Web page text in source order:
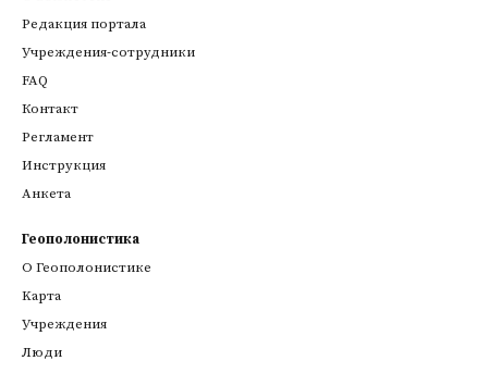
Редакция портала
Учреждения-сотрудники
FAQ
Контакт
Регламент
Инструкция
Анкета
Геополонистика
О Геополонистике
Kарта
Учреждения
Люди